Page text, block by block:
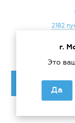
г.
Это
Да
2182